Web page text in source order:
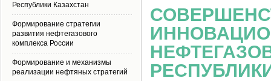
Республики Казахстан
Формирование стратегии
развития нефтегазового
комплекса России
Формирование и механизмы
реализации нефтяных стратегий